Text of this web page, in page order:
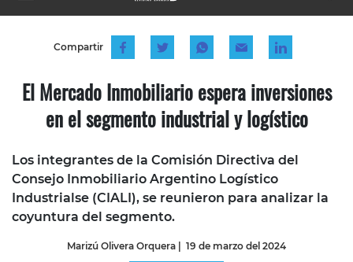
Compartir
El Mercado Inmobiliario espera inversiones
en el segmento industrial y logístico
Los integrantes de la Comisión Directiva del
Consejo Inmobiliario Argentino Logístico
Industrialse (CIALI), se reunieron para analizar la
coyuntura del segmento.
Marizú Olivera Orquera | 19 de marzo del 2024